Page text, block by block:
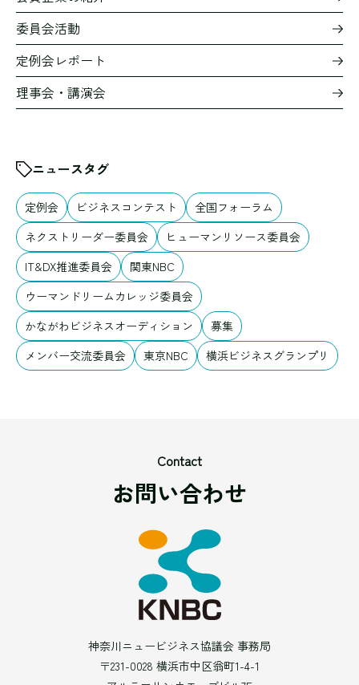
委員会活動
定例会レポート
理事会・講演会
ニュースタグ
定例会 ビジネスコンテスト
全国フォーラム
ネクストリーダー委員会
ヒューマンリソース委員会
IT&DX推進委員会
関東NBC
ウーマンドリームカレッジ委員会
かながわビジネスオーディション
募集
メンバー交流委員会
東京NBC 横浜ビジネスグランプリ
Contact
お問い合わせ
神奈川ニュービジネス協議会 事務局
〒231-0028 横浜市中区翁町1-4-1